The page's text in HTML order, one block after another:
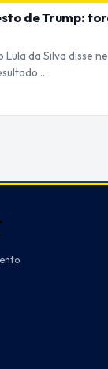
de Trump:
Lula da Silva disse